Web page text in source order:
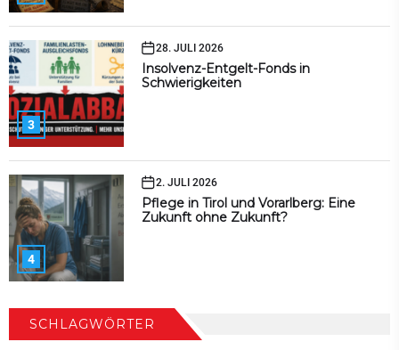
3
28. JULI 2026
Insolvenz-Entgelt-Fonds in
Schwierigkeiten
4
2. JULI 2026
Pflege in Tirol und Vorarlberg: Eine
Zukunft ohne Zukunft?
SCHLAGWÖRTER